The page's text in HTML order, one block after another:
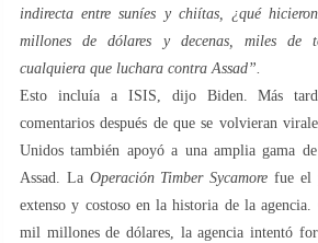
indirecta entre suníes y chiítas, ¿qué
millones de dólares y decenas, miles de
cualquiera que luchara contra Assad”.
Esto incluía a ISIS, dijo Biden. Más
comentarios después de que se volvieran
Unidos también apoyó a una amplia gama
Assad. La Operación Timber Sycamore fue el
extenso y costoso en la historia de la agencia.
mil millones de dólares, la agencia intentó